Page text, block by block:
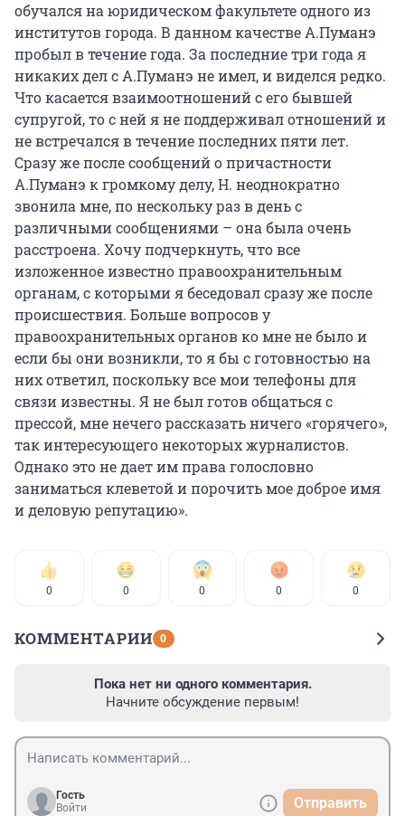
обучался на юридическом факультете одного из
институтов города. В данном качестве А.Пуманэ
пробыл в течение года. За последние три года я
никаких дел с А.Пуманэ не имел, и виделся редко.
Что касается взаимоотношений с его бывшей
супругой, то с ней я не поддерживал отношений и
не встречался в течение последних пяти лет.
Сразу же после сообщений о причастности
А.Пуманэ к громкому делу, Н. неоднократно
звонила мне, по нескольку раз в день с
различными сообщениями – она была очень
расстроена. Хочу подчеркнуть, что все
изложенное известно правоохранительным
органам, с которыми я беседовал сразу же после
происшествия. Больше вопросов у
правоохранительных органов ко мне не было и
если бы они возникли, то я бы с готовностью на
них ответил, поскольку все мои телефоны для
связи известны. Я не был готов общаться с
прессой, мне нечего рассказать ничего «горячего»,
так интересующего некоторых журналистов.
Однако это не дает им права голословно
заниматься клеветой и порочить мое доброе имя
и деловую репутацию».
0 0 0 0 0
КОММЕНТАРИИ 0
Пока нет ни одного комментария.
Начните обсуждение первым!
Гость
Войти
Отправить